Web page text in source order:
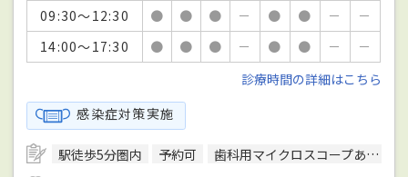
09:30～12:30
● ● ● － ● ● －
－
14:00～17:30
● ● ● － ● ● －
－
診療時間の詳細はこちら
感染症対策実施
駅徒歩5分圏内 予約可
歯科用マイクロスコープあり